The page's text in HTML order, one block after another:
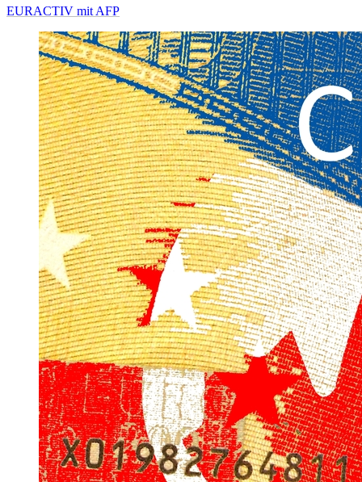
EURACTIV mit AFP